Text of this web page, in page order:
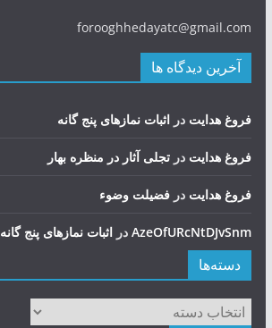
forooghhedayatc@gmail.com
آخرین دیدگاه ها
فروغ هدایت در اثبات نمازهای پنج گانه
فروغ هدایت در تجلی آثار در منظره بهار
فروغ هدایت در فضيلت وضوء
AzeOfURcNtDJvSnmدر اثبات نمازهای پنج گانه
دسته‌ها
دسته‌ها